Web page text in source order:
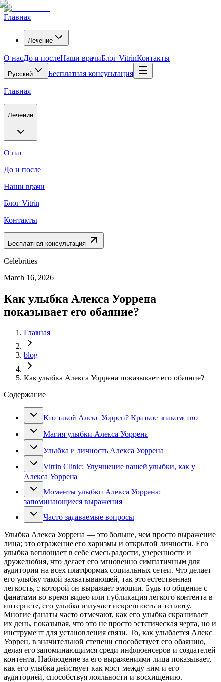
Главная
Лечение
О насДо и послеНаши врачиБлог VitrinКонтакты
Русский Бесплатная консультация
Главная
Лечение
О нас
До и после
Наши врачи
Блог Vitrin
Контакты
Бесплатная консультация
Celebrities
March 16, 2026
Как улыбка Алекса Уоррена
показывает его обаяние?
Главная
blog
Как улыбка Алекса Уоррена показывает его обаяние?
Содержание
Кто такой Алекс Уоррен? Краткое знакомство
Магия улыбки Алекса Уоррена
Улыбка и личность Алекса Уоррена
Vitrin Clinic: Улучшение вашей улыбки, как у
Алекса Уоррена
Моменты улыбки Алекса Уоррена:
запоминающиеся выражения
Часто задаваемые вопросы
Улыбка Алекса Уоррена — это больше, чем просто выражение
лица; это отражение его харизмы и открытой личности. Его
улыбка воплощает в себе смесь радости, уверенности и
дружелюбия, что делает его мгновенно симпатичным для
аудитории на всех платформах социальных сетей. Что делает
его улыбку такой захватывающей, так это естественная
легкость, с которой он выражает эмоции. Будь то общение с
фанатами во время видео или публикация легкого контента в
интернете, его улыбка излучает искренность и теплоту.
Многие фанаты часто отмечают, как его улыбка скрашивает
их день, показывая, что это не просто эстетическая черта, но и
инструмент для установления связи. То, как улыбается Алекс
Уоррен, в значительной степени способствует его обаянию,
делая его запоминающимся среди инфлюенсеров и создателей
контента. Наблюдение за его выражениями лица показывает,
как его улыбка действует как мост между ним и его
аудиторией, способствуя лояльности и восхищению.